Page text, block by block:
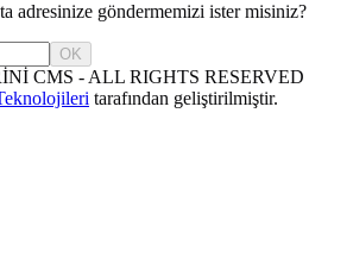
adresinize göndermemizi ister misiniz?
OK
CMS - ALL RIGHTS RESERVED
tarafından geliştirilmiştir.